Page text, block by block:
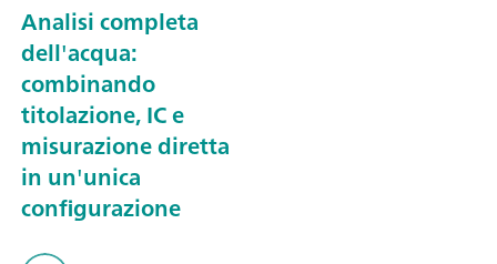
Analisi completa
dell'acqua:
combinando
titolazione, IC e
misurazione diretta
in un'unica
configurazione